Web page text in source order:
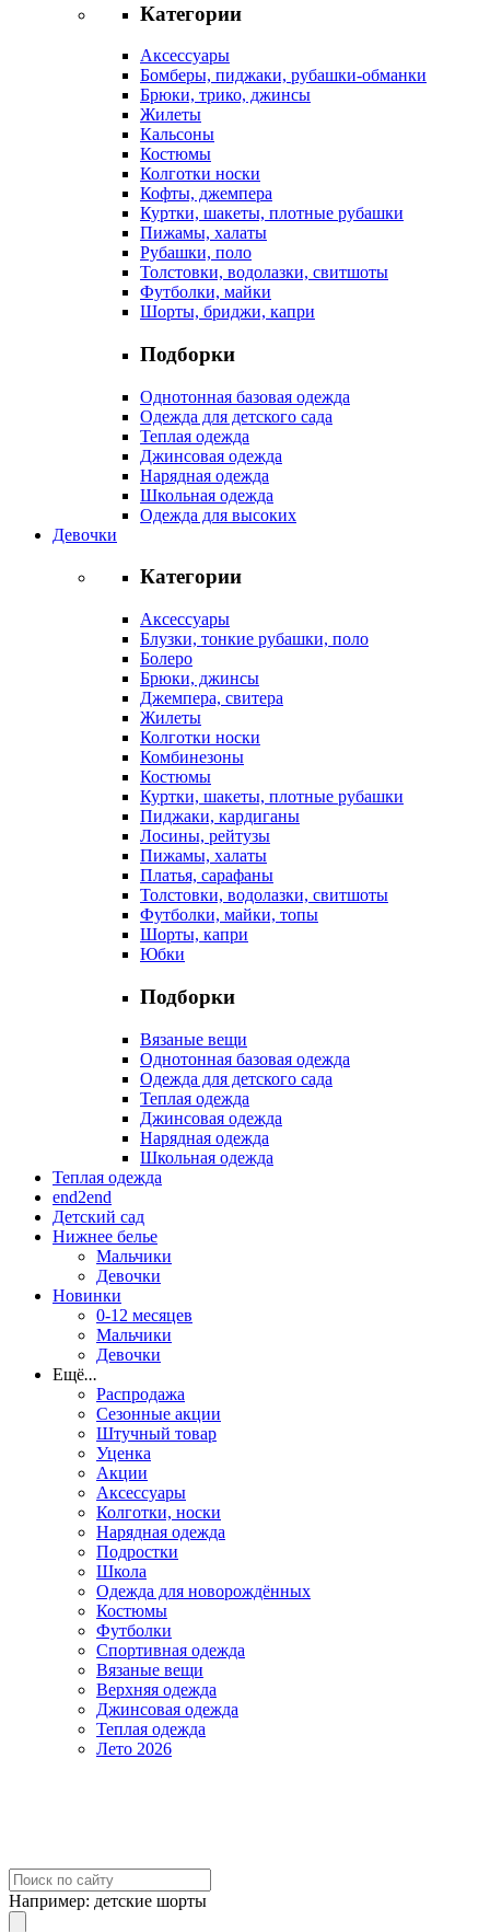
Категории
Аксессуары
Бомберы, пиджаки, рубашки-обманки
Брюки, трико, джинсы
Жилеты
Кальсоны
Костюмы
Колготки носки
Кофты, джемпера
Куртки, шакеты, плотные рубашки
Пижамы, халаты
Рубашки, поло
Толстовки, водолазки, свитшоты
Футболки, майки
Шорты, бриджи, капри
Подборки
Однотонная базовая одежда
Одежда для детского сада
Теплая одежда
Джинсовая одежда
Нарядная одежда
Школьная одежда
Одежда для высоких
Девочки
Категории
Аксессуары
Блузки, тонкие рубашки, поло
Болеро
Брюки, джинсы
Джемпера, свитера
Жилеты
Колготки носки
Комбинезоны
Костюмы
Куртки, шакеты, плотные рубашки
Пиджаки, кардиганы
Лосины, рейтузы
Пижамы, халаты
Платья, сарафаны
Толстовки, водолазки, свитшоты
Футболки, майки, топы
Шорты, капри
Юбки
Подборки
Вязаные вещи
Однотонная базовая одежда
Одежда для детского сада
Теплая одежда
Джинсовая одежда
Нарядная одежда
Школьная одежда
Теплая одежда
end2end
Детский сад
Нижнее белье
Мальчики
Девочки
Новинки
0-12 месяцев
Мальчики
Девочки
Ещё...
Распродажа
Сезонные акции
Штучный товар
Уценка
Акции
Аксессуары
Колготки, носки
Нарядная одежда
Подростки
Школа
Одежда для новорождённых
Костюмы
Футболки
Спортивная одежда
Вязаные вещи
Верхняя одежда
Джинсовая одежда
Теплая одежда
Лето 2026
Например: детские шорты